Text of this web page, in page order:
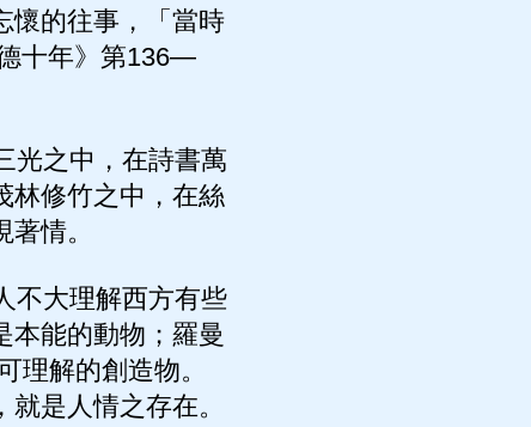
懷的往事，「當時
十年》第136—
光之中，在詩書萬
林修竹之中，在絲
情。
不大理解西方有些
本能的動物；羅曼
理解的創造物。
是人情之存在。